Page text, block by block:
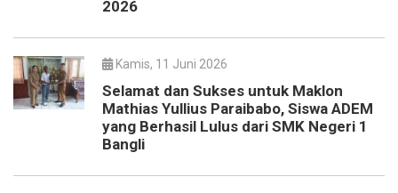
2026
Kamis, 11 Juni 2026
Selamat dan Sukses untuk Maklon
Mathias Yullius Paraibabo, Siswa ADEM
yang Berhasil Lulus dari SMK Negeri 1
Bangli